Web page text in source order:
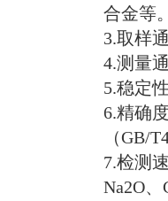
合金等
3.取样
4.测量
5.稳定
6.精确
（GB/
7.检测
Na2O、